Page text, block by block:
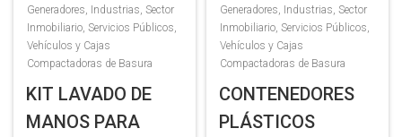
Generadores, Industrias, Sector
Inmobiliario, Servicios Públicos,
Vehículos y Cajas
Compactadoras de Basura
KIT LAVADO DE
MANOS PARA
Generadores, Industrias,Sector
Inmobiliario,Servicios Públicos,
Vehículos y Cajas
Compactadoras de Basura
CONTENEDORES
PLÁSTICOS